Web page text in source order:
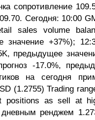
сопротивление
Сегодня: 10:00
sales volume
значение +37%);
предыдущее
-17.0%,
на сегодня
(1.2755) Trading
positions as sell at
дневным ренджем